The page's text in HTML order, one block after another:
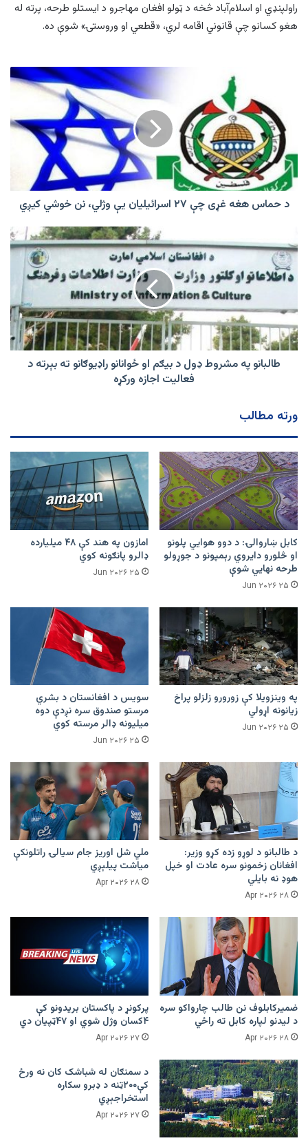
راولپنډي او اسلام‌آباد څخه د ټولو افغان مهاجرو د ایستلو طرحه، پرته له
هغو کسانو چې قانوني اقامه لري، «قطعي او وروستۍ» شوې ده.
چې
اسرائیلیان
یې
وژلي،
د حماس هغه غړی چې ۲۷ اسرائیلیان یې وژلي، نن خوشي کیږي
په
مشروط
ډول
بیګم
ځوانانو
راډیوګانو
اجازه
ورکړه
طالبانو په مشروط ډول د بیګم او ځوانانو راډیوګانو ته بېرته د
فعالیت اجازه ورکړه
ورته مطالب
کابل ښاروالۍ: د دوو هوايي پلونو
او څلورو دایروي رېمپونو د جوړولو
طرحه نهایي شوې
۲۵ Jun ۲۰۲۶
امازون په هند کې ۴۸ میلیارده
ډالرو پانګونه کوي
۲۵ Jun ۲۰۲۶
په وینزویلا کې زورورو زلزلو پراخ
زیانونه اړولي
۲۵ Jun ۲۰۲۶
سویس د افغانستان د بشري
مرستو صندوق سره نږدې دوه
میلیونه ډالر مرسته کوي
۲۵ Jun ۲۰۲۶
د طالبانو د لوړو زده کړو وزیر:
افغانان زخمونو سره عادت او خپل
هوډ نه بایلي
۲۸ Apr ۲۰۲۶
ملي شل اوریز جام سیالۍ راتلونکې
میاشت پیلېږي
۲۸ Apr ۲۰۲۶
ضمیرکابلوف نن طالب چارواکو سره
د لیدنو لپاره کابل ته راځي
۲۸ Apr ۲۰۲۶
پرکونړ د پاکستان بریدونو کې
۴کسان وژل شوي او ۴۷ټپیان دي
۲۷ Apr ۲۰۲۶
د سمنګان له شباشک کان نه ورځ
کې۲۰۰ټنه د ډبرو سکاره
استخراجېږي
۲۷ Apr ۲۰۲۶